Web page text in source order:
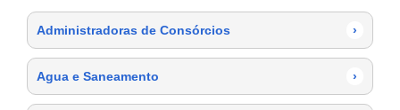
Administradoras de Consórcios ›
Agua e Saneamento ›